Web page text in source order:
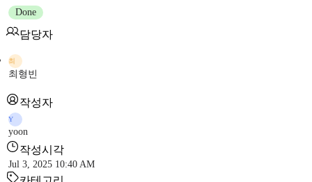
Done
담당자
최
최형빈
작성자
Y
yoon
작성시각
Jul 3, 2025 10:40 AM